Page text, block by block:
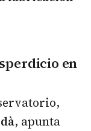
en
, apunta